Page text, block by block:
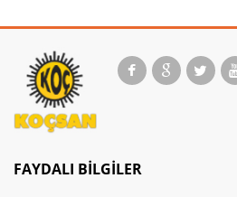
FAYDALI BILGILER